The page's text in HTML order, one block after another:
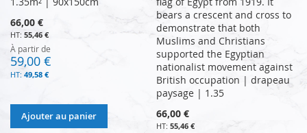
66,00 €
55,46 €
À partir de
59,00 €
49,58 €
Ajouter au panier
bears a crescent and cross to
demonstrate that both
Muslims and Christians
supported the Egyptian
nationalist movement against
British occupation | drapeau
paysage | 1.35
66,00 €
55,46 €